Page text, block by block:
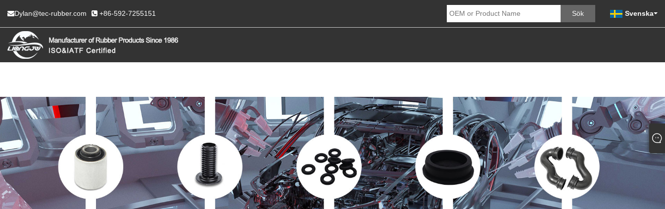
Dylan@tec-rubber.com +86-592-7255151 Svenska